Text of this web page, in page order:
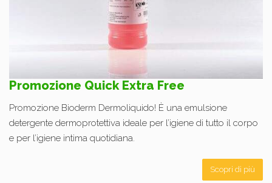
Promozione Quick Extra Free
Promozione Bioderm Dermoliquido! È una emulsione
detergente dermoprotettiva ideale per l’igiene di tutto il corpo
e per l’igiene intima quotidiana.
Scopri di più